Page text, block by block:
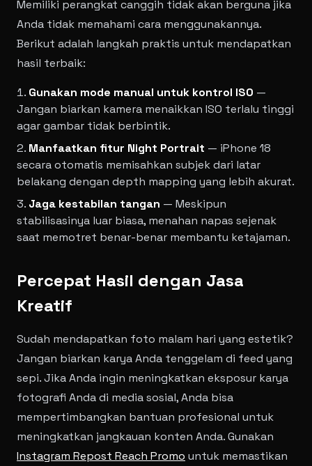
Memiliki perangkat canggih tidak akan berguna jika
Anda tidak memahami cara menggunakannya.
Berikut adalah langkah praktis untuk mendapatkan
hasil terbaik:
Gunakan mode manual untuk kontrol ISO —
Jangan biarkan kamera menaikkan ISO terlalu tinggi
agar gambar tidak berbintik.
Manfaatkan fitur Night Portrait — iPhone 18
secara otomatis memisahkan subjek dari latar
belakang dengan depth mapping yang lebih akurat.
Jaga kestabilan tangan — Meskipun
stabilisasinya luar biasa, menahan napas sejenak
saat memotret benar-benar membantu ketajaman.
Percepat Hasil dengan Jasa
Kreatif
Sudah mendapatkan foto malam hari yang estetik?
Jangan biarkan karya Anda tenggelam di feed yang
sepi. Jika Anda ingin meningkatkan eksposur karya
fotografi Anda di media sosial, Anda bisa
mempertimbangkan bantuan profesional untuk
meningkatkan jangkauan konten Anda. Gunakan
Instagram Repost Reach Promo untuk memastikan